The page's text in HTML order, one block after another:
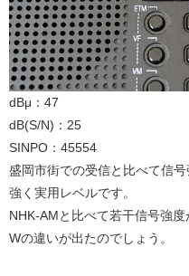
dBμ：47
dB(S/N)：25
SINPO：45554
盛岡市街での受信と比べて信
強く実用レベルです。
NHK-AMと比べて若干信号強
Wの違いが出たのでしょう。